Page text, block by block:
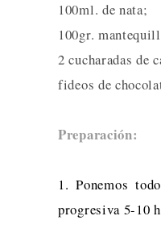
100ml. de nata;
100gr.
2 cucharadas de
fideos de
Preparación:
1. Ponemos
progresiva 5-10